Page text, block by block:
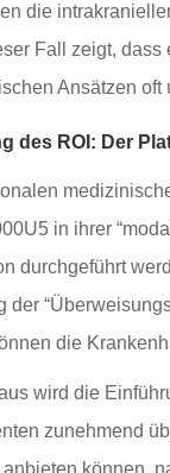
die
Fall zeigt, dass
Ansätzen oft
des ROI: Der
in ihrer
durchgeführt
der
die
wird die
zunehmend
können,